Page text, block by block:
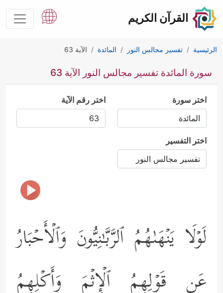
القرآن الكريم
الرئيسية تفسير مجالس النور المائدة الآية 63
سورة المائدة تفسير مجالس النور الآية 63
اختر سورة اختر رقم الآية
اختر التفسير
لَوۡلَا یَنۡهَىٰهُمُ ٱلرَّبَّـٰنِیُّونَ وَٱلۡأَحۡبَارُ
عَن قَوۡلِهِمُ ٱلۡإِثۡمَ وَأَكۡلِهِمُ